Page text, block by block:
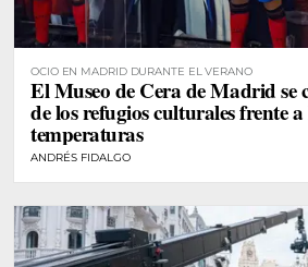
OCIO EN MADRID DURANTE EL VERANO
El Museo de Cera de Madrid se
de los refugios culturales frente
temperaturas
ANDRÉS FIDALGO